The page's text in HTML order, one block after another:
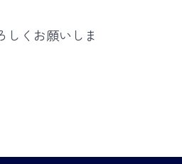
しくお願いしま